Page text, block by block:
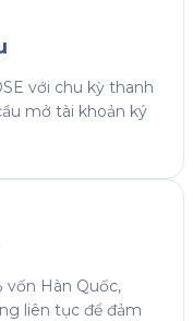
với chu kỳ thanh
mở tài khoản ký
vốn Hàn Quốc,
liên tục để đảm